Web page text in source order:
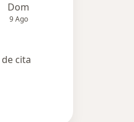
Dom
9 Ago
cita